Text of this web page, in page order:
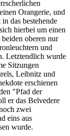
Orangerie, und
das bestehende
hierbei um einen
oberen nur
und
Letztendlich wurde
Sitzungen
Leibnitz und
erschienen
"Pfad der
er das Belvedere
zwei
eins aus
wurde.